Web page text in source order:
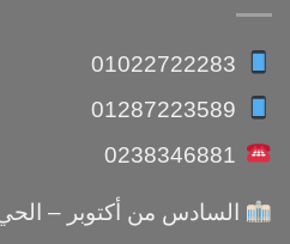
01022722283
01287223589
0238346881
السادس من أكتوبر – الحي